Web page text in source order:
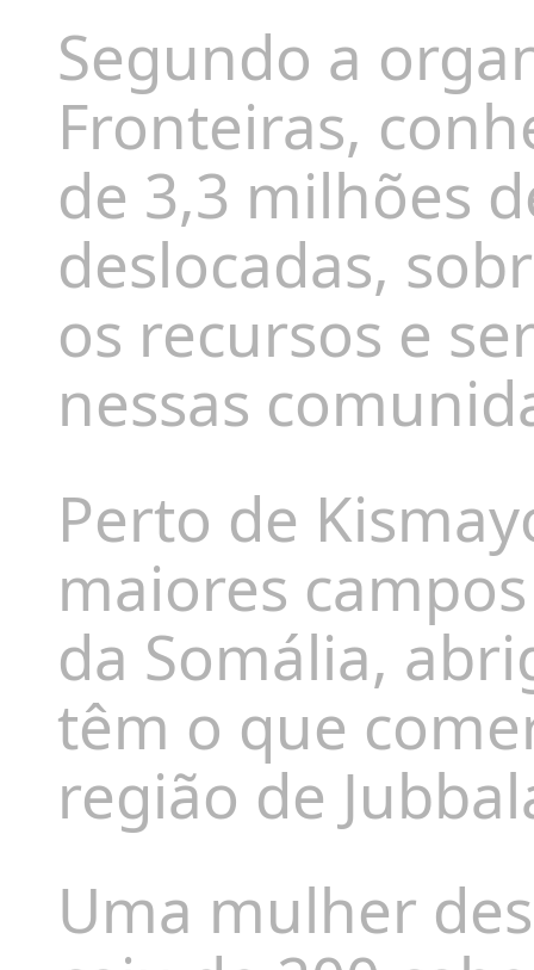
Segundo a
Fronteiras,
de 3,3 milhões
deslocadas,
os recursos e
nessas
Perto de
maiores
da Somália,
têm o que
região de
Uma mulher